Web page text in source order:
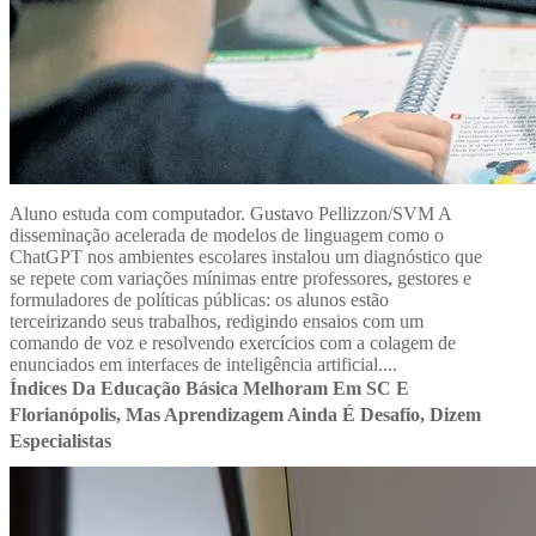
Aluno estuda com computador. Gustavo Pellizzon/SVM A
disseminação acelerada de modelos de linguagem como o
ChatGPT nos ambientes escolares instalou um diagnóstico que
se repete com variações mínimas entre professores, gestores e
formuladores de políticas públicas: os alunos estão
terceirizando seus trabalhos, redigindo ensaios com um
comando de voz e resolvendo exercícios com a colagem de
enunciados em interfaces de inteligência artificial....
Índices Da Educação Básica Melhoram Em SC E
Florianópolis, Mas Aprendizagem Ainda É Desafio, Dizem
Especialistas